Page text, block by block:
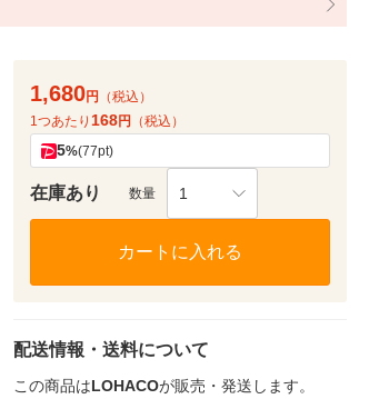
1,680円
（税込）
1つあたり 168円 （税込）
5%(77pt)
在庫あり 数量 1
カートに入れる
配送情報・送料について
この商品はLOHACOが販売・発送します。